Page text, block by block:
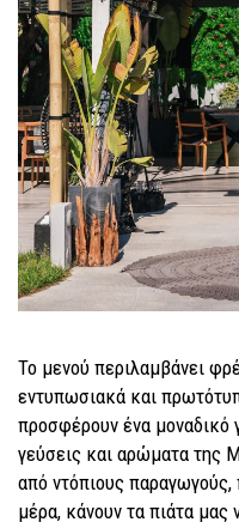
Το μενού περιλαμβάνει
εντυπωσιακά και
προσφέρουν ένα μοναδικό
γεύσεις και αρώματα της
από ντόπιους
μέρα, κάνουν τα πιάτα μας